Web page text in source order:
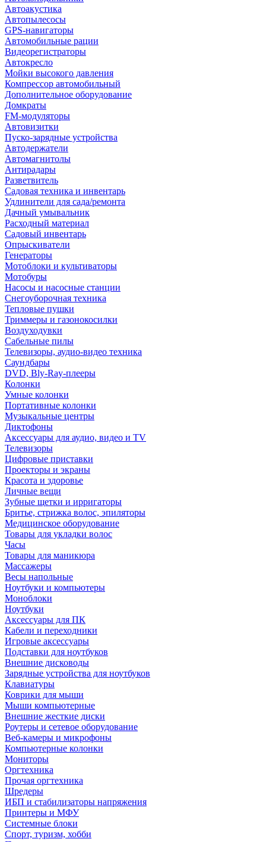
Автоакустика
Автопылесосы
GPS-навигаторы
Автомобильные рации
Видеорегистраторы
Автокресло
Мойки высокого давления
Компрессор автомобильный
Дополнительное оборудование
Домкраты
FM-модуляторы
Автовизитки
Пуско-зарядные устройства
Автодержатели
Автомагнитолы
Антирадары
Разветвитель
Садовая техника и инвентарь
Удлинители для сада/ремонта
Дачный умывальник
Расходный материал
Садовый инвентарь
Опрыскиватели
Генераторы
Мотоблоки и культиваторы
Мотобуры
Насосы и насосные станции
Снегоуборочная техника
Тепловые пушки
Триммеры и газонокосилки
Воздуходувки
Сабельные пилы
Телевизоры, аудио-видео техника
Саундбары
DVD, Bly-Ray-плееры
Колонки
Умные колонки
Портативные колонки
Музыкальные центры
Диктофоны
Аксессуары для аудио, видео и TV
Телевизоры
Цифровые приставки
Проекторы и экраны
Красота и здоровье
Личные вещи
Зубные щетки и ирригаторы
Бритье, стрижка волос, эпиляторы
Медицинское оборудование
Товары для укладки волос
Часы
Товары для маникюра
Массажеры
Весы напольные
Ноутбуки и компьютеры
Моноблоки
Ноутбуки
Аксессуары для ПК
Кабели и переходники
Игровые аксессуары
Подставки для ноутбуков
Внешние дисководы
Зарядные устройства для ноутбуков
Клавиатуры
Коврики для мыши
Мыши компьютерные
Внешние жесткие диски
Роутеры и сетевое оборудование
Веб-камеры и микрофоны
Компьютерные колонки
Мониторы
Оргтехника
Прочая оргтехника
Шредеры
ИБП и стабилизаторы напряжения
Принтеры и МФУ
Системные блоки
Спорт, туризм, хобби